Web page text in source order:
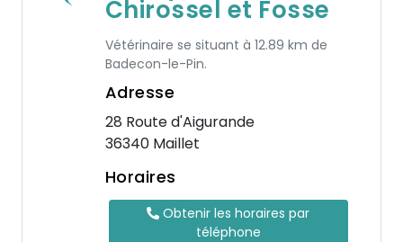
Chirossel et Fosse
Vétérinaire se situant à 12.89 km de
Badecon-le-Pin.
Adresse
28 Route d'Aigurande
36340 Maillet
Horaires
Obtenir les horaires par
téléphone